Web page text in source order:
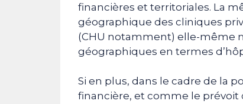
financières et territoriales. La
géographique des cliniques
(CHU notamment) elle-même
géographiques en termes
Si en plus, dans le cadre de la
financière, et comme le prévoit